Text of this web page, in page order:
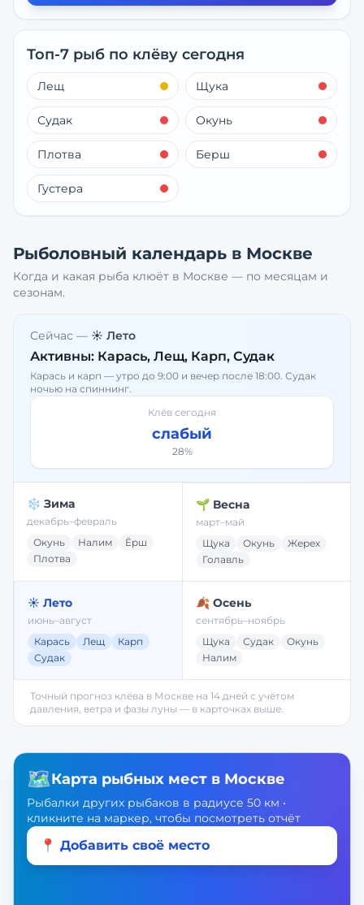
Топ-7 рыб по клёву сегодня
Лещ Щука
Судак Окунь
Плотва Берш
Густера
Рыболовный календарь в Москве
Когда и какая рыба клюёт в Москве — по месяцам и
сезонам.
Сейчас — ☀️ Лето
Активны: Карась, Лещ, Карп, Судак
Карась и карп — утро до 9:00 и вечер после 18:00. Судак
ночью на спиннинг.
Клёв сегодня
слабый
28%
❄️ Зима
декабрь–февраль
Окунь
Налим
Ёрш
Плотва
🌱 Весна
март–май
Щука
Окунь
Жерех
Голавль
☀️ Лето
июнь–август
Карась
Лещ
Карп
Судак
🍂 Осень
сентябрь–ноябрь
Щука
Судак
Окунь
Налим
Точный прогноз клёва в Москве на 14 дней с учётом
давления, ветра и фазы луны — в карточках выше.
🗺️Карта рыбных мест в Москве
Рыбалки других рыбаков в радиусе 50 км •
кликните на маркер, чтобы посмотреть отчёт
📍 Добавить своё место